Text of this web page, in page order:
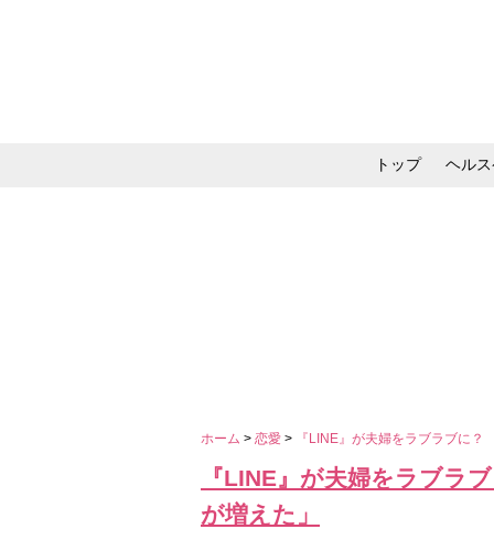
トップ ヘル
ホーム > 恋愛 > 『LINE』が夫婦をラブラブに
『LINE』が夫婦をラブラ
が増えた」